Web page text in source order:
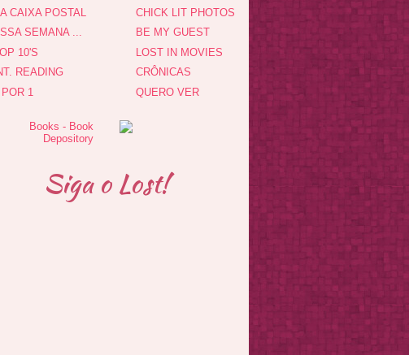
CAIXA POSTAL
SEMANA ...
10'S
READING
1
CHICK LIT PHOTOS
BE MY GUEST
LOST IN MOVIES
CRÔNICAS
QUERO VER
Siga o Lost!